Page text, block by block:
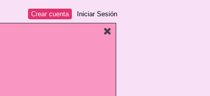
Iniciar Sesión
Crear cuenta